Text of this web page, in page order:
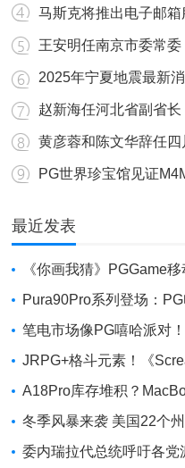
马斯克将推出电子邮箱
王安明任南京市委常委
赵新海任河北省副省长
最近发表
《你画我猜》PGGame
平台互动新玩法
Pura90Pro系列登场：
旗舰性能升级
笔电市场像PG嘻哈派对
尔进前三
JRPG+格斗元素！《
讯手游新焦点
A18Pro库存堆积？
火焰狂潮意外同框
冬季风暴来袭 美国22个
委内瑞拉代总统呼吁各党